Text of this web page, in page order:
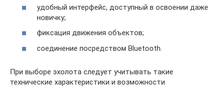
удобный интерфейс, доступный в освоении даже
новичку;
фиксация движения объектов;
соединение посредством Bluetooth.
При выборе эхолота следует учитывать такие
технические характеристики и возможности